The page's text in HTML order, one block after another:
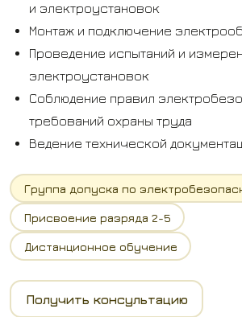
и электроустановок
Монтаж и подключение
Проведение испытаний и
электроустановок
Соблюдение правил
требований охраны труда
Ведение технической
Группа допуска по
Присвоение разряда 2-5
Дистанционное обучение
Получить консультацию